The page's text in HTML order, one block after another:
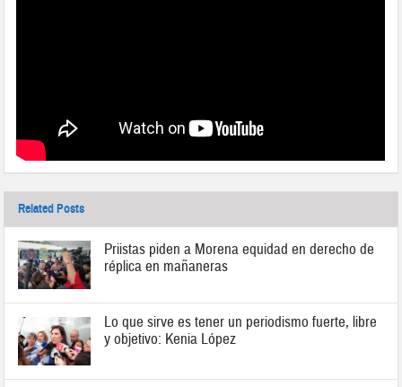
Related Posts
Priistas piden a Morena equidad en derecho de
réplica en mañaneras
Lo que sirve es tener un periodismo fuerte, libre
y objetivo: Kenia López